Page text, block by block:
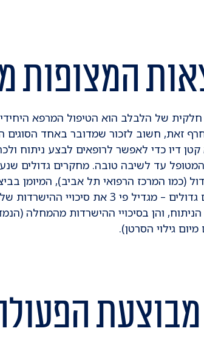
המצופות
חלקית של הלבלב הוא הטיפול המרפא
זאת, חשוב לזכור שמדובר באחד הסוגים
קטן דיו כדי לאפשר לרופאים לבצע ניתוח
עד לשיבה טובה. מחקרים גדולים
(כמו המרכז הרפואי תל אביב), המיומן
תדיר ובהיקפים גדולים – מגדיל פי 3
והן בסיכויי ההישרדות מהמחלה